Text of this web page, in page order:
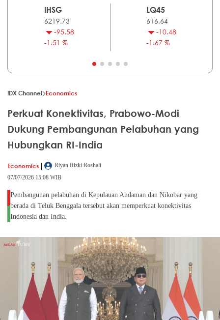
IHSG
6219.73
-95.58
-1.51 %
LQ45
616.64
-10.48
-1.67 %
IDX Channel Economics
Perkuat Konektivitas, Prabowo-Modi
Dukung Pembangunan Pelabuhan yang
Hubungkan RI-India
Economics |
Riyan Rizki Roshali
07/07/2026 15:08 WIB
Pembangunan pelabuhan di Kepulauan Andaman dan Nikobar yang
berada di Teluk Benggala tersebut akan memperkuat konektivitas
Indonesia dan India.